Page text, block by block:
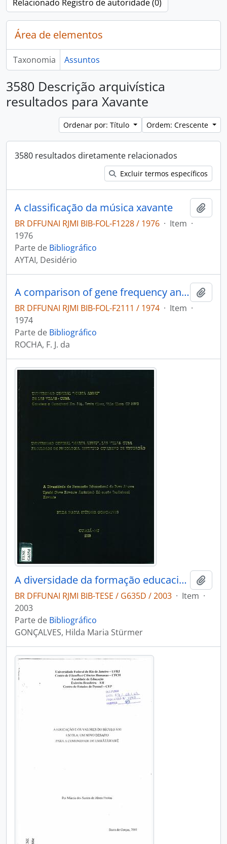
Relacionado Registro de autoridade (0)
Área de elementos
Taxonomia Assuntos
3580 Descrição arquivística
resultados para Xavante
Ordenar por: Título Ordem: Crescente
3580 resultados diretamente relacionados
Excluir termos específicos
A classificação da música xavante
BR DFFUNAI RJMI BIB-FOL-F1228 / 1976 · Item ·
1976
Parte de Bibliográfico
AYTAI, Desidério
A comparison of gene frequency and anthropometric distance matrices in seven villages of from indian tribes
BR DFFUNAI RJMI BIB-FOL-F2111 / 1974 · Item ·
1974
Parte de Bibliográfico
ROCHA, F. J. da
A diversidade da formação educacional tradicional dos A'Uwe Uptabi (povo Xavante)
BR DFFUNAI RJMI BIB-TESE / G635D / 2003 · Item ·
2003
Parte de Bibliográfico
GONÇALVES, Hilda Maria Stürmer